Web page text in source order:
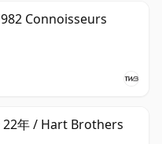
Connoisseurs
22年 / Hart Brothers